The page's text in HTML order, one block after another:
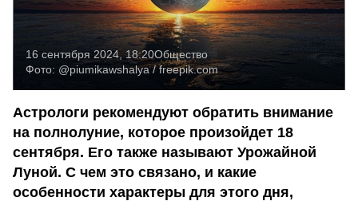
16 сентября 2024, 18:20Общество
Фото: @piumikawshalya / freepik.com
Астрологи рекомендуют обратить внимание
на полнолуние, которое произойдет 18
сентября. Его также называют Урожайной
Луной. С чем это связано, и какие
особенности характеры для этого дня,